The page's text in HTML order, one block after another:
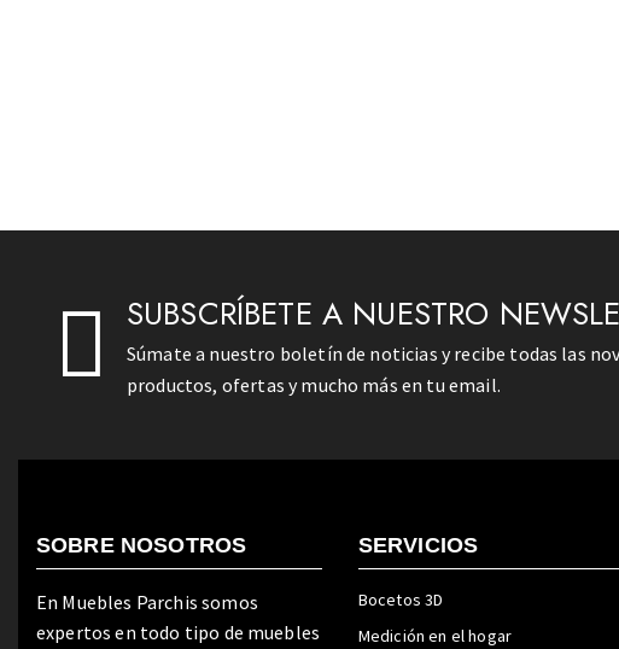
SUBSCRÍBETE A NUESTRO
Súmate a nuestro boletín de noticias y recibe todas las
productos, ofertas y mucho más en tu email.
SOBRE NOSOTROS
En Muebles Parchis somos
expertos en todo tipo de muebles
SERVICIOS
Bocetos 3D
Medición en el hogar